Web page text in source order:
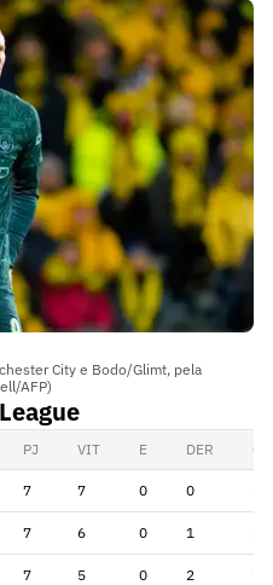
City e Bodo/Glimt, pela
AFP)
PJ VIT E DER GM
7 7 0 0 20
7 6 0 1 20
7 5 0 2